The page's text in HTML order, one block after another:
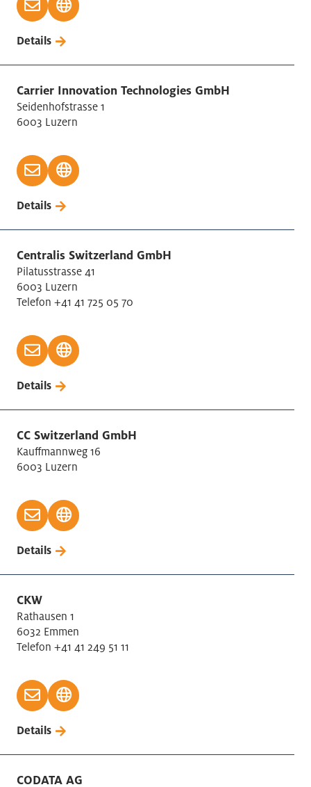
Details
Carrier Innovation Technologies GmbH
Seidenhofstrasse 1
6003 Luzern
Details
Centralis Switzerland GmbH
Pilatusstrasse 41
6003 Luzern
Telefon +41 41 725 05 70
Details
CC Switzerland GmbH
Kauffmannweg 16
6003 Luzern
Details
CKW
Rathausen 1
6032 Emmen
Telefon +41 41 249 51 11
Details
CODATA AG